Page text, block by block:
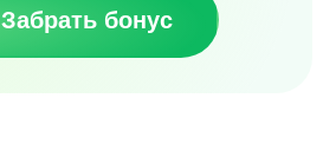
Забрать бонус